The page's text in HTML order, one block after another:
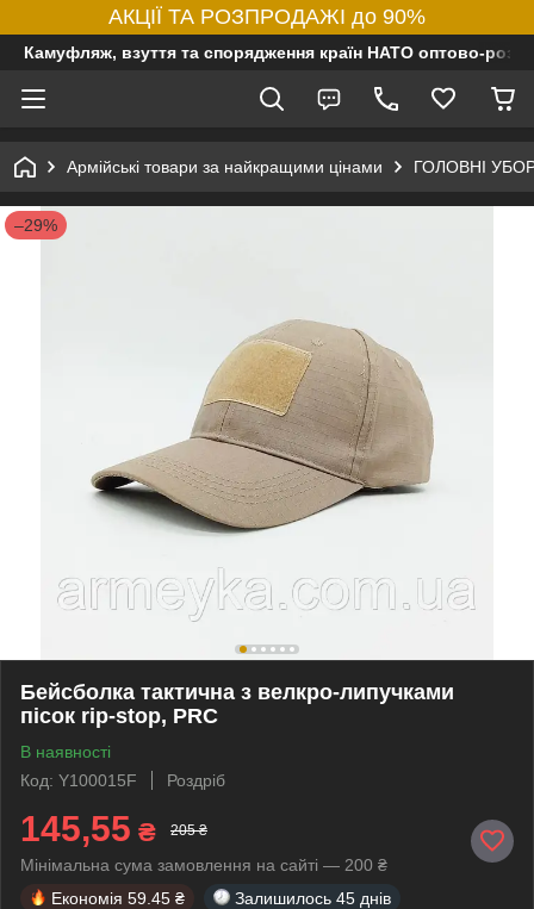
АКЦІЇ ТА РОЗПРОДАЖІ до 90%
Камуфляж, взуття та спорядження країн НАТО оптово-
Армійські товари за найкращими цінами ГОЛОВНІ
–29%
Бейсболка тактична з велкро-липучками
пісок rip-stop, PRC
В наявності
Код: Y100015F
Роздріб
145,55 ₴ 205 ₴
Мінімальна сума замовлення на сайті — 200 ₴
Економія 59.45 ₴ Залишилось 45 днів